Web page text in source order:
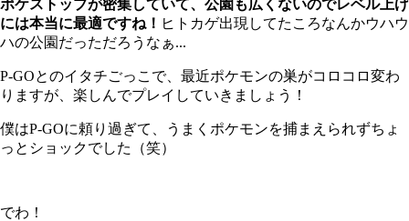
ポケストップが密集していて、公園も広くないのでレベル上げ
には本当に最適ですね！ ヒトカゲ出現してたころなんかウハウ
ハの公園だっただろうなぁ...
P-GOとのイタチごっこで、最近ポケモンの巣がコロコロ変わ
りますが、楽しんでプレイしていきましょう！
僕はP-GOに頼り過ぎて、うまくポケモンを捕まえられずちょ
っとショックでした（笑）
でわ！